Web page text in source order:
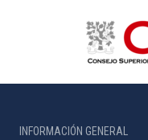
INFORMACIÓN GENERAL